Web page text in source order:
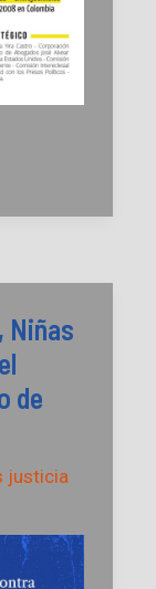
Niñas
de
justicia